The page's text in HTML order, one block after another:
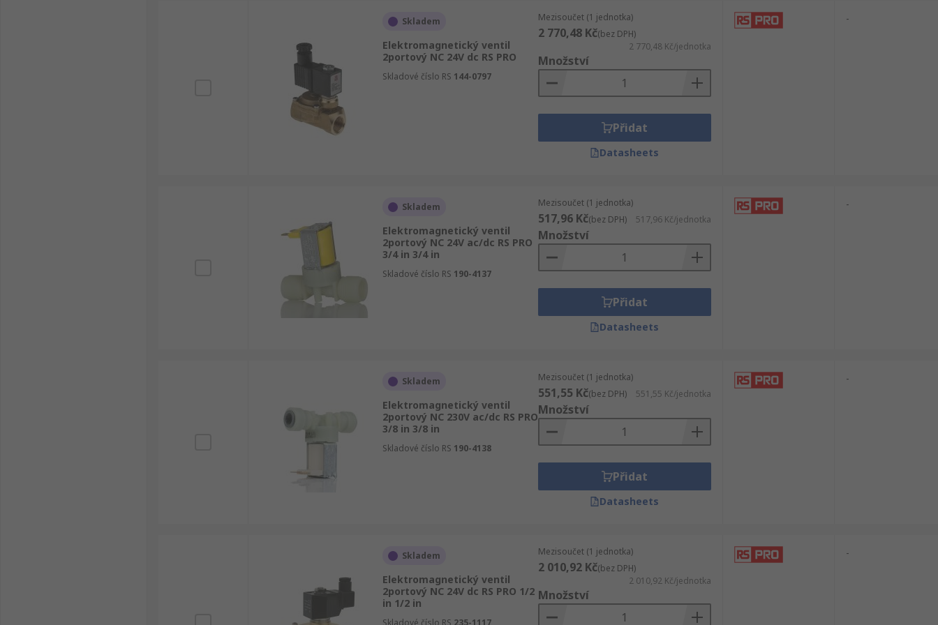
Skladem
Elektromagnetický ventil
2portový NC 24V dc RS PRO
Skladové číslo RS 144-0797
Mezisoučet (1 jednotka)
2 770,48 Kč(bez DPH)
2 770,48 Kč/jednotka
Množství
Přidat
Datasheets
-
Skladem
Elektromagnetický ventil
2portový NC 24V ac/dc RS PRO
3/4 in 3/4 in
Skladové číslo RS 190-4137
Mezisoučet (1 jednotka)
517,96 Kč(bez DPH) 517,96 Kč/jednotka
Množství
Přidat
Datasheets
-
Skladem
Elektromagnetický ventil
2portový NC 230V ac/dc RS PRO
3/8 in 3/8 in
Skladové číslo RS 190-4138
Mezisoučet (1 jednotka)
551,55 Kč(bez DPH) 551,55 Kč/jednotka
Množství
Přidat
Datasheets
-
Skladem
Elektromagnetický ventil
2portový NC 24V dc RS PRO 1/2
in 1/2 in
Skladové číslo RS 235-1117
Mezisoučet (1 jednotka)
2 010,92 Kč(bez DPH)
2 010,92 Kč/jednotka
Množství
-